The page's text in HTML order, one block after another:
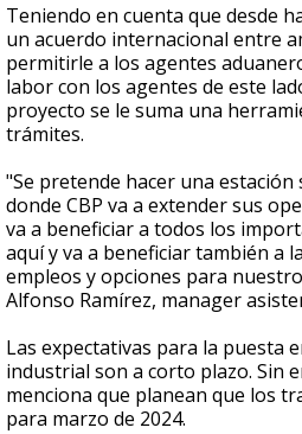
Teniendo en cuenta que desde
un acuerdo internacional entre
permitirle a los agentes
labor con los agentes de este
proyecto se le suma una
trámites.
"Se pretende hacer una estación
donde CBP va a extender sus
va a beneficiar a todos los
aquí y va a beneficiar también a
empleos y opciones para
Alfonso Ramírez, manager
Las expectativas para la puesta
industrial son a corto plazo. Sin
menciona que planean que los
para marzo de 2024.